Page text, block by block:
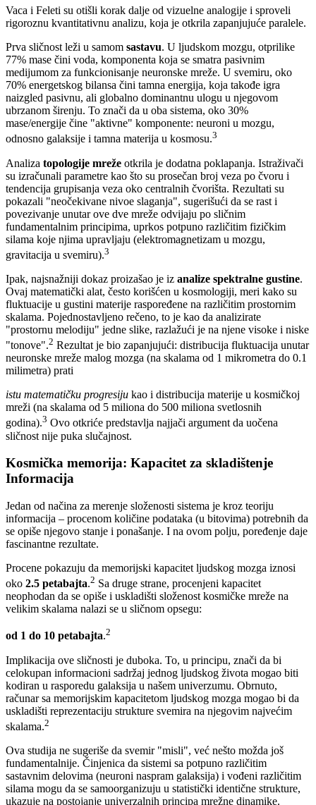
Vaca i Feleti su otišli korak dalje od vizuelne analogije i sproveli
rigoroznu kvantitativnu analizu, koja je otkrila zapanjujuće paralele.
Prva sličnost leži u samom sastavu. U ljudskom mozgu, otprilike
77% mase čini voda, komponenta koja se smatra pasivnim
medijumom za funkcionisanje neuronske mreže. U svemiru, oko
70% energetskog bilansa čini tamna energija, koja takođe igra
naizgled pasivnu, ali globalno dominantnu ulogu u njegovom
ubrzanom širenju. To znači da u oba sistema, oko 30%
mase/energije čine "aktivne" komponente: neuroni u mozgu,
odnosno galaksije i tamna materija u kosmosu.3
Analiza topologije mreže otkrila je dodatna poklapanja. Istraživači
su izračunali parametre kao što su prosečan broj veza po čvoru i
tendencija grupisanja veza oko centralnih čvorišta. Rezultati su
pokazali "neočekivane nivoe slaganja", sugerišući da se rast i
povezivanje unutar ove dve mreže odvijaju po sličnim
fundamentalnim principima, uprkos potpuno različitim fizičkim
silama koje njima upravljaju (elektromagnetizam u mozgu,
gravitacija u svemiru).3
Ipak, najsnažniji dokaz proizašao je iz analize spektralne gustine.
Ovaj matematički alat, često korišćen u kosmologiji, meri kako su
fluktuacije u gustini materije raspoređene na različitim prostornim
skalama. Pojednostavljeno rečeno, to je kao da analizirate
"prostornu melodiju" jedne slike, razlažući je na njene visoke i niske
"tonove".2 Rezultat je bio zapanjujući: distribucija fluktuacija unutar
neuronske mreže malog mozga (na skalama od 1 mikrometra do 0.1
milimetra) prati
istu matematičku progresiju kao i distribucija materije u kosmičkoj
mreži (na skalama od 5 miliona do 500 miliona svetlosnih
godina).3 Ovo otkriće predstavlja najjači argument da uočena
sličnost nije puka slučajnost.
Kosmička memorija: Kapacitet za skladištenje
Informacija
Jedan od načina za merenje složenosti sistema je kroz teoriju
informacija – procenom količine podataka (u bitovima) potrebnih da
se opiše njegovo stanje i ponašanje. I na ovom polju, poređenje daje
fascinantne rezultate.
Procene pokazuju da memorijski kapacitet ljudskog mozga iznosi
oko 2.5 petabajta.2 Sa druge strane, procenjeni kapacitet
neophodan da se opiše i uskladišti složenost kosmičke mreže na
velikim skalama nalazi se u sličnom opsegu:
od 1 do 10 petabajta.2
Implikacija ove sličnosti je duboka. To, u principu, znači da bi
celokupan informacioni sadržaj jednog ljudskog života mogao biti
kodiran u rasporedu galaksija u našem univerzumu. Obrnuto,
računar sa memorijskim kapacitetom ljudskog mozga mogao bi da
uskladišti reprezentaciju strukture svemira na njegovim najvećim
skalama.2
Ova studija ne sugeriše da svemir "misli", već nešto možda još
fundamentalnije. Činjenica da sistemi sa potpuno različitim
sastavnim delovima (neuroni naspram galaksija) i vođeni različitim
silama mogu da se samoorganizuju u statistički identične strukture,
ukazuje na postojanje univerzalnih principa mrežne dinamike.